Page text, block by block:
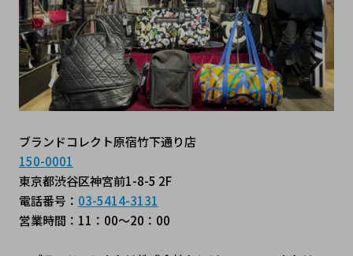
ブランドコレクト原宿竹下通り店
150-0001
東京都渋谷区神宮前1-8-5 2F
電話番号： 03-5414-3131
営業時間：11：00～20：00